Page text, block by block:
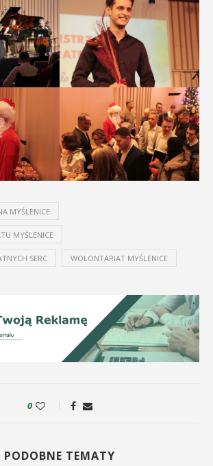
MYŚLENICE
MYŚLENICE
SERC WOLONTARIAT MYŚLENICE
0
PODOBNE TEMATY